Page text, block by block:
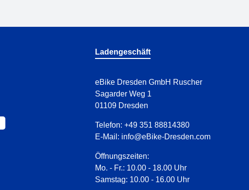
Ladengeschäft
eBike Dresden GmbH Ruscher
Sagarder Weg 1
01109 Dresden
Telefon: +49 351 88814380
E-Mail: info@eBike-Dresden.com
Öffnungszeiten:
Mo. - Fr.: 10.00 - 18.00 Uhr
Samstag: 10.00 - 16.00 Uhr